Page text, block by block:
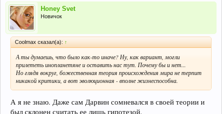
Honey Svet
Новичок
Coolmax сказал(а): ↑
А ты думаешь, что было как-то иначе? Ну, как вариант, могли
прилететь инопланетяне и оставить нас тут. Почему бы и нет...
Но глядя вокруг, божественная теория происхождения мира не терпит
никакой критики, а вот эволюционная - вполне жизнеспособна.
А я не знаю. Даже сам Дарвин сомневался в своей теории и
был склонен считать ее лишь гипотезой.